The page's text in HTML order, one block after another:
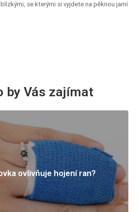
se kterými si vyjdete na pěknou jarní
by Vás zajímat
ovlivňuje hojení ran?